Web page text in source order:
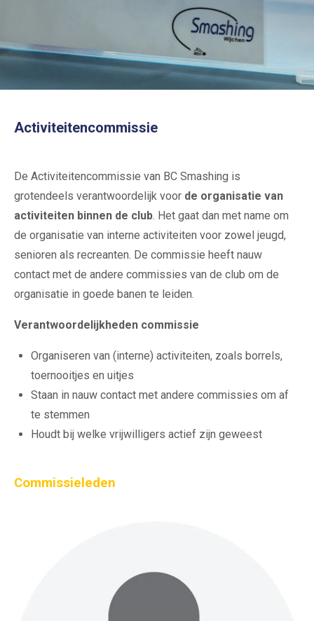
Activiteitencommissie
De Activiteitencommissie van BC Smashing is
grotendeels verantwoordelijk voor de organisatie van
activiteiten binnen de club. Het gaat dan met name om
de organisatie van interne activiteiten voor zowel jeugd,
senioren als recreanten. De commissie heeft nauw
contact met de andere commissies van de club om de
organisatie in goede banen te leiden.
Verantwoordelijkheden commissie
Organiseren van (interne) activiteiten, zoals borrels,
toernooitjes en uitjes
Staan in nauw contact met andere commissies om af
te stemmen
Houdt bij welke vrijwilligers actief zijn geweest
Commissieleden